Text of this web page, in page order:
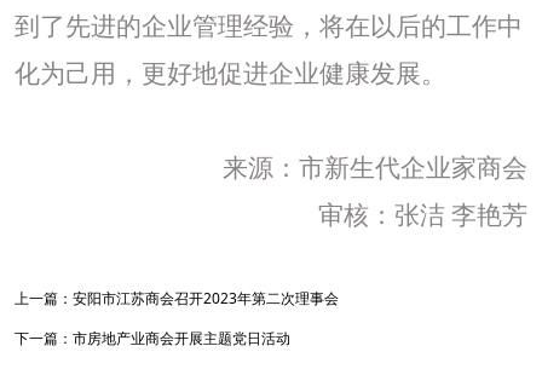
到了先进的企业管理经验，将在以后的工作中
化为己用，更好地促进企业健康发展。
来源：市新生代企业家商会
审核：张洁 李艳芳
上一篇： 安阳市江苏商会召开2023年第二次理事会
下一篇： 市房地产业商会开展主题党日活动